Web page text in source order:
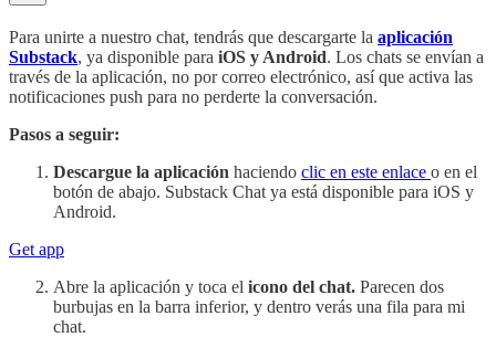
Para unirte a nuestro chat, tendrás que descargarte la aplicación
Substack, ya disponible para iOS y Android. Los chats se envían a
través de la aplicación, no por correo electrónico, así que activa las
notificaciones push para no perderte la conversación.
Pasos a seguir:
Descargue la aplicación haciendo clic en este enlace o en el
botón de abajo. Substack Chat ya está disponible para iOS y
Android.
Get app
Abre la aplicación y toca el icono del chat. Parecen dos
burbujas en la barra inferior, y dentro verás una fila para mi
chat.